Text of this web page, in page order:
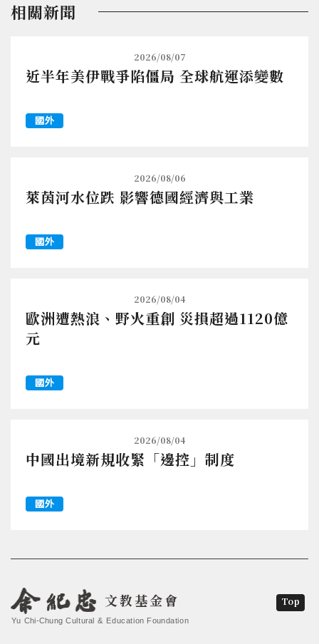
相關新聞
2026/08/07
近半年美伊戰爭陷僵局 全球航運添變數
國外
2026/08/06
萊茵河水位跌 影響德國經濟與工業
國外
2026/08/04
歐洲遭熱浪、野火重創 災損超過1120億
元
國外
2026/08/04
中國出境新規收緊「邊控」制度
國外
文教基金會
Yu Chi-Chung Cultural & Education Foundation
Top